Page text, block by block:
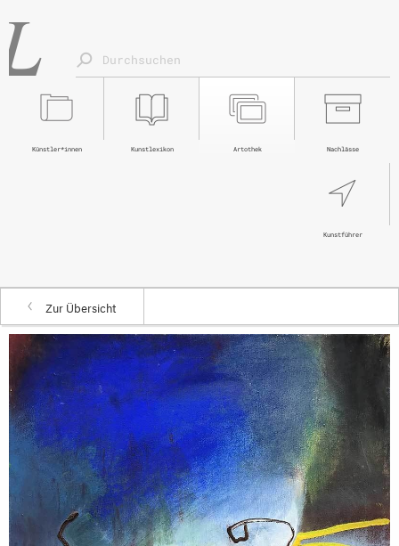
Nachlässe
Artothek
Kunstlexikon
Künstler*innen
Kunstführer
Zur Übersicht